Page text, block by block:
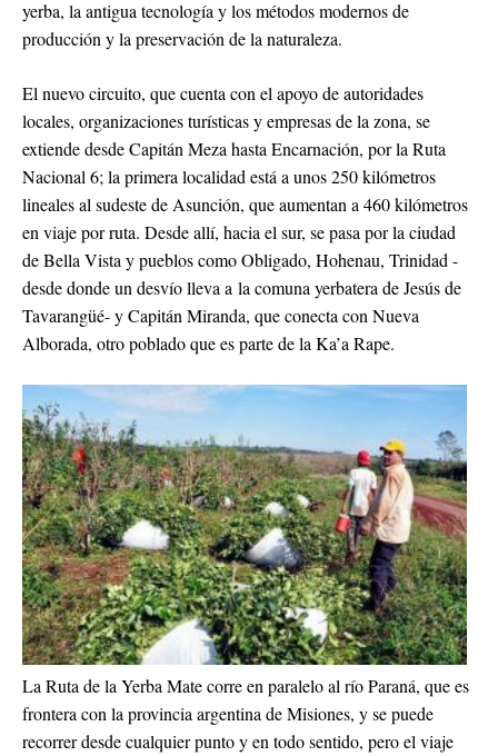
yerba, la antigua tecnología y los métodos modernos de
producción y la preservación de la naturaleza.
El nuevo circuito, que cuenta con el apoyo de autoridades
locales, organizaciones turísticas y empresas de la zona, se
extiende desde Capitán Meza hasta Encarnación, por la Ruta
Nacional 6; la primera localidad está a unos 250 kilómetros
lineales al sudeste de Asunción, que aumentan a 460 kilómetros
en viaje por ruta. Desde allí, hacia el sur, se pasa por la ciudad
de Bella Vista y pueblos como Obligado, Hohenau, Trinidad -
desde donde un desvío lleva a la comuna yerbatera de Jesús de
Tavarangüé- y Capitán Miranda, que conecta con Nueva
Alborada, otro poblado que es parte de la Ka’a Rape.
La Ruta de la Yerba Mate corre en paralelo al río Paraná, que es
frontera con la provincia argentina de Misiones, y se puede
recorrer desde cualquier punto y en todo sentido, pero el viaje